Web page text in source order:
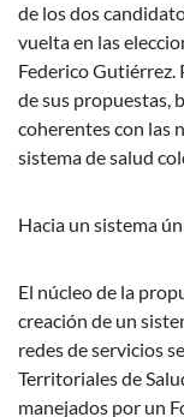
de los dos
vuelta en las
Federico Gutiérrez.
de sus propuestas,
coherentes con las
sistema de salud
Hacia un sistema
El núcleo de la
creación de un
redes de servicios
Territoriales de
manejados por un